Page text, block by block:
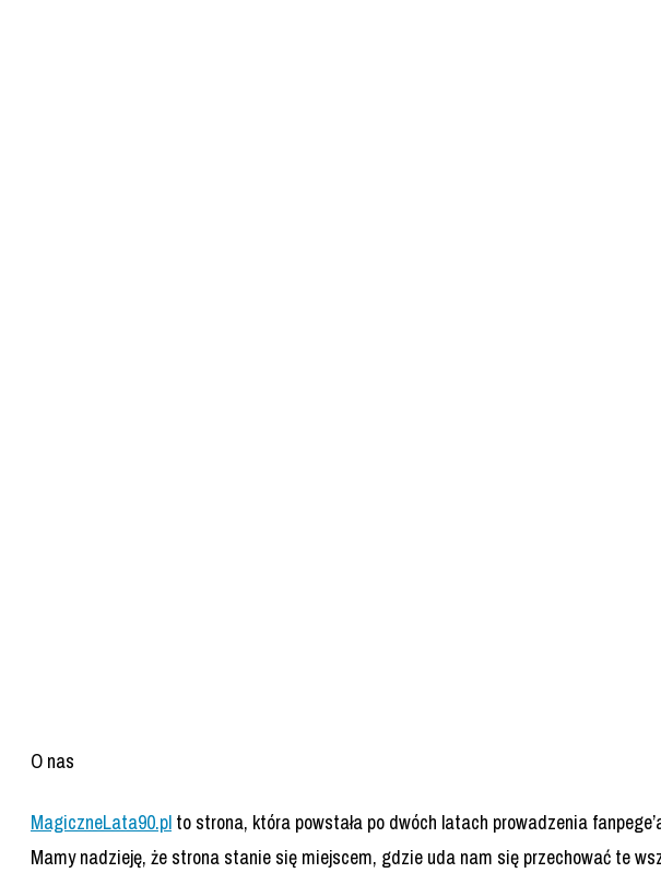
O nas
MagiczneLata90.pl to strona, która powstała po dwóch latach prowadzenia
Mamy nadzieję, że strona stanie się miejscem, gdzie uda nam się przechować te